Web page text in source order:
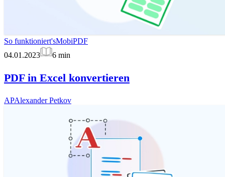
So funktioniert'sMobiPDF
04.01.2023
6 min
PDF in Excel konvertieren
APAlexander Petkov